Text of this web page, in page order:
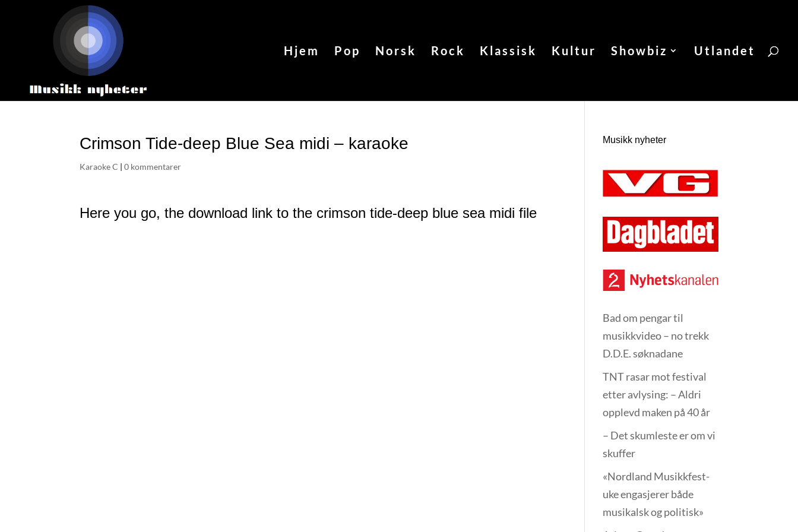
Hjem Pop Norsk Rock Klassisk Kultur Showbiz Utlandet
Crimson Tide-deep Blue Sea midi – karaoke
Karaoke C |0 kommentarer
Here you go, the download link to the crimson tide-deep blue sea midi file
Musikk nyheter
Bad om pengar til
musikkvideo – no trekk
D.D.E. søknadane
TNT rasar mot festival
etter avlysing: – Aldri
opplevd maken på 40 år
– Det skumleste er om vi
skuffer
«Nordland Musikkfest­
uke engasjerer både
musikalsk og politisk»